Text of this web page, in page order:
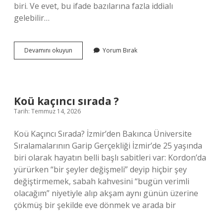
biri. Ve evet, bu ifade bazılarına fazla iddialı
gelebilir…
Devamını okuyun
kok
Yorum Bırak
Koü kaçıncı sırada ?
Tarih: Temmuz 14, 2026
Koü Kaçıncı Sırada? İzmir’den Bakınca Üniversite
Sıralamalarının Garip Gerçekliği İzmir’de 25 yaşında
biri olarak hayatın belli başlı sabitleri var: Kordon’da
yürürken “bir şeyler değişmeli” deyip hiçbir şey
değiştirmemek, sabah kahvesini “bugün verimli
olacağım” niyetiyle alıp akşam aynı günün üzerine
çökmüş bir şekilde eve dönmek ve arada bir